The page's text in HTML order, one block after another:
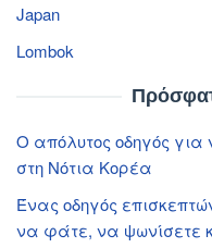
Japan
Lombok
Ο απόλυτος οδηγός
στη Νότια Κορέα
Ένας οδηγός
να φάτε, να ψωνίσετε